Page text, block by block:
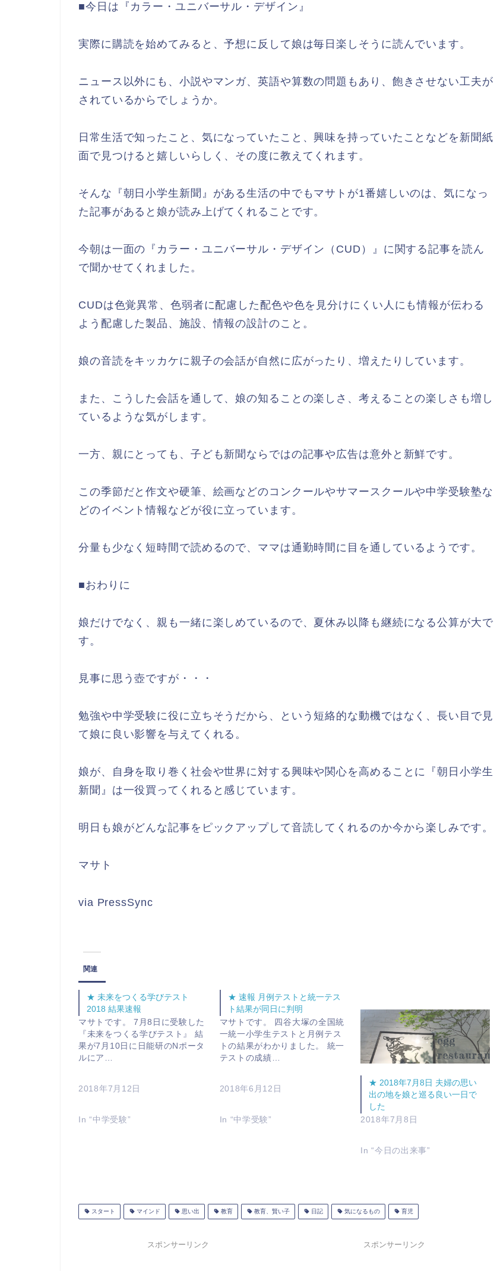
■今日は『カラー・ユニバーサル・デザイン』
実際に購読を始めてみると、予想に反して娘は毎日楽しそうに読んでいます。
ニュース以外にも、小説やマンガ、英語や算数の問題もあり、飽きさせない工夫が
されているからでしょうか。
日常生活で知ったこと、気になっていたこと、興味を持っていたことなどを新聞紙
面で見つけると嬉しいらしく、その度に教えてくれます。
そんな『朝日小学生新聞』がある生活の中でもマサトが1番嬉しいのは、気になっ
た記事があると娘が読み上げてくれることです。
今朝は一面の『カラー・ユニバーサル・デザイン（CUD）』に関する記事を読ん
で聞かせてくれました。
CUDは色覚異常、色弱者に配慮した配色や色を見分けにくい人にも情報が伝わる
よう配慮した製品、施設、情報の設計のこと。
娘の音読をキッカケに親子の会話が自然に広がったり、増えたりしています。
また、こうした会話を通して、娘の知ることの楽しさ、考えることの楽しさも増し
ているような気がします。
一方、親にとっても、子ども新聞ならではの記事や広告は意外と新鮮です。
この季節だと作文や硬筆、絵画などのコンクールやサマースクールや中学受験塾な
どのイベント情報などが役に立っています。
分量も少なく短時間で読めるので、ママは通勤時間に目を通しているようです。
■おわりに
娘だけでなく、親も一緒に楽しめているので、夏休み以降も継続になる公算が大で
す。
見事に思う壺ですが・・・
勉強や中学受験に役に立ちそうだから、という短絡的な動機ではなく、長い目で見
て娘に良い影響を与えてくれる。
娘が、自身を取り巻く社会や世界に対する興味や関心を高めることに『朝日小学生
新聞』は一役買ってくれると感じています。
明日も娘がどんな記事をピックアップして音読してくれるのか今から楽しみです。
マサト
via PressSync
関連
★ 未来をつくる学びテスト
2018 結果速報
マサトです。 7月8日に受験した
『未来をつくる学びテスト』 結
果が7月10日に日能研のNポータ
ルにア…
2018年7月12日
In “中学受験”
★ 速報 月例テストと統一テス
ト結果が同日に判明
マサトです。 四谷大塚の全国統
一統一小学生テストと月例テス
トの結果がわかりました。 統一
テストの成績…
2018年6月12日
In “中学受験”
★ 2018年7月8日 夫婦の思い
出の地を娘と巡る良い一日で
した
2018年7月8日
In “今日の出来事”
スタート マインド 思い出 教育 教育、賢い子 日記 気になるもの 育児
スポンサーリンク スポンサーリンク